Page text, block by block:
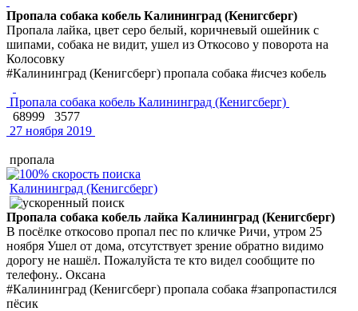
Пропала собака кобель Калининград (Кенигсберг)
Пропала лайка, цвет серо белый, коричневый ошейник с
шипами, собака не видит, ушел из Откосово у поворота на
Колосовку
#Калининград (Кенигсберг) пропала собака #исчез кобель
Пропала собака кобель Калининград (Кенигсберг)
68999
3577
27 ноября 2019
пропала
Калининград (Кенигсберг)
Пропала собака кобель лайка Калининград (Кенигсберг)
В посёлке откосово пропал пес по кличке Ричи, утром 25
ноября Ушел от дома, отсутствует зрение обратно видимо
дорогу не нашёл. Пожалуйста те кто видел сообщите по
телефону.. Оксана
#Калининград (Кенигсберг) пропала собака #запропастился
пёсик